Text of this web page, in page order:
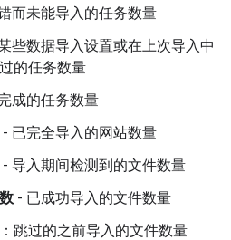
而未能导入的任务数量
些数据导入设置或在上次导入中
的任务数量
成的任务数量
- 已完全导入的网站数量
- 导入期间检测到的文件数量
- 已成功导入的文件数量
：跳过的之前导入的文件数量